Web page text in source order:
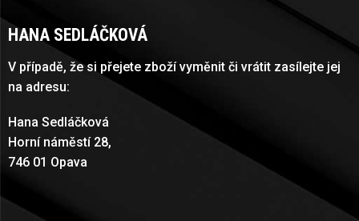
HANA SEDLÁČKOVÁ
V případě, že si přejete zboží vyměnit či vrátit zasílejte jej
na adresu:
Hana Sedláčková
Horní náměstí 28,
746 01 Opava